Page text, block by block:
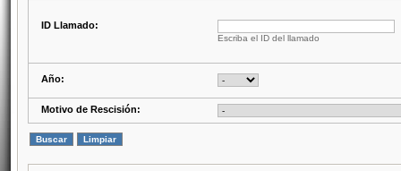
ID Llamado:
Escriba el ID del llamado
Año:
Motivo de Rescisión: